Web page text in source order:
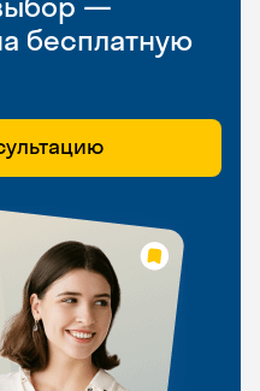
бесплатную